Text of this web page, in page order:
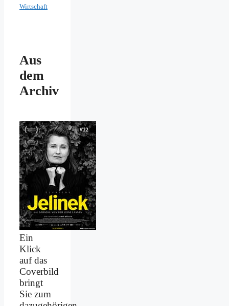
Wirtschaft
Aus
dem
Archiv
Ein
Klick
auf das
Coverbild
bringt
Sie zum